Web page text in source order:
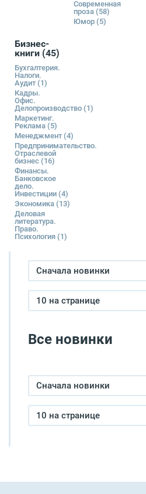
Современная
проза (58)
Юмор (5)
Бизнес-
книги (45)
Бухгалтерия.
Налоги.
Аудит(1)
Кадры.
Офис.
Делопроизводство (1)
Маркетинг.
Реклама (5)
Менеджмент(4)
Предпринимательство.
Отраслевой
бизнес (16)
Финансы.
Банковское
дело.
Инвестиции (4)
Экономика (13)
Деловая
литература.
Право.
Психология (1)
Сначала новинки
10 на странице
Все новинки
Сначала новинки
10 на странице